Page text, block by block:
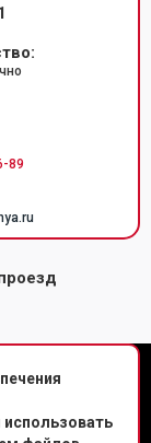
89
2013-2020 г.